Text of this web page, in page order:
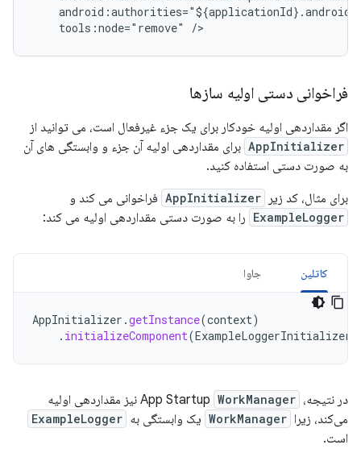
tools:node="remove"
فراخوانی دستی اولیه سازها
اگر مقداردهی اولیه خودکار برای یک جزء غیرفعال است، می توانید از
AppInitializer برای مقداردهی اولیه آن جزء و وابستگی های آن
به صورت دستی استفاده کنید.
برای مثال، کد زیر
AppInitializer فراخوانی می کند و
ExampleLogger را به صورت دستی مقداردهی اولیه می کند:
کاتلین جاوا
AppInitializer .getInstance(context)
. initializeComponent(ExampleLoggerInitializer
در نتیجه، App Startup WorkManager
نیز مقداردهی اولیه
می‌کند، زیرا WorkManager یک وابستگی به ExampleLogger
است.